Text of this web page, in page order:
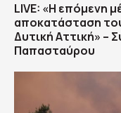
LIVE: «Η επόμενη
αποκατάσταση
Δυτική Αττική» –
Παπασταύρου